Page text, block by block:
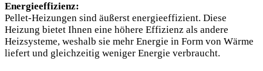
Energieeffizienz:
Pellet-Heizungen sind äußerst energieeffizient. Diese
Heizung bietet Ihnen eine höhere Effizienz als andere
Heizsysteme, weshalb sie mehr Energie in Form von Wärme
liefert und gleichzeitig weniger Energie verbraucht.